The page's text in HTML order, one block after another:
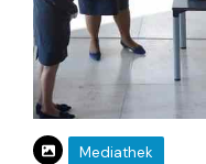
Mediathek